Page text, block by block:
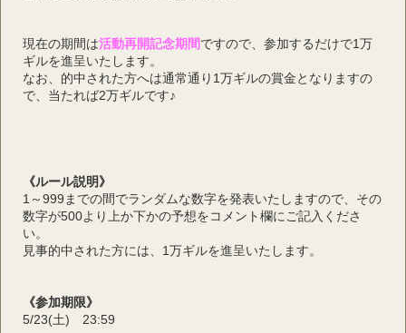
現在の期間は活動再開記念期間ですので、参加するだけで1万
ギルを進呈いたします。
なお、的中された方へは通常通り1万ギルの賞金となりますの
で、当たれば2万ギルです♪
《ルール説明》
1～999までの間でランダムな数字を発表いたしますので、その
数字が500より上か下かの予想をコメント欄にご記入くださ
い。
見事的中された方には、1万ギルを進呈いたします。
《参加期限》
5/23(土)　23:59